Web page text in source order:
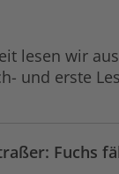
lesen wir
und erste
Fuchs